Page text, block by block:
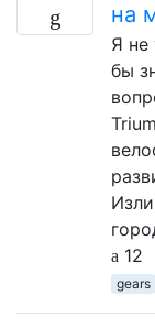
на
Я не
бы
12
gears